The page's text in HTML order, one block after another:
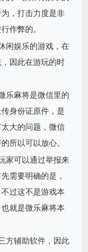
，打击力度是非
作弊的。
闲娱乐的游戏，在
因此在游玩的时
乐麻将是微信里的
身份证原件，是
大的问题，微信
所以可以放心。
家可以通过举报来
需要明确的是，
过这不是游戏本
就是微乐麻将本
方辅助软件，因此